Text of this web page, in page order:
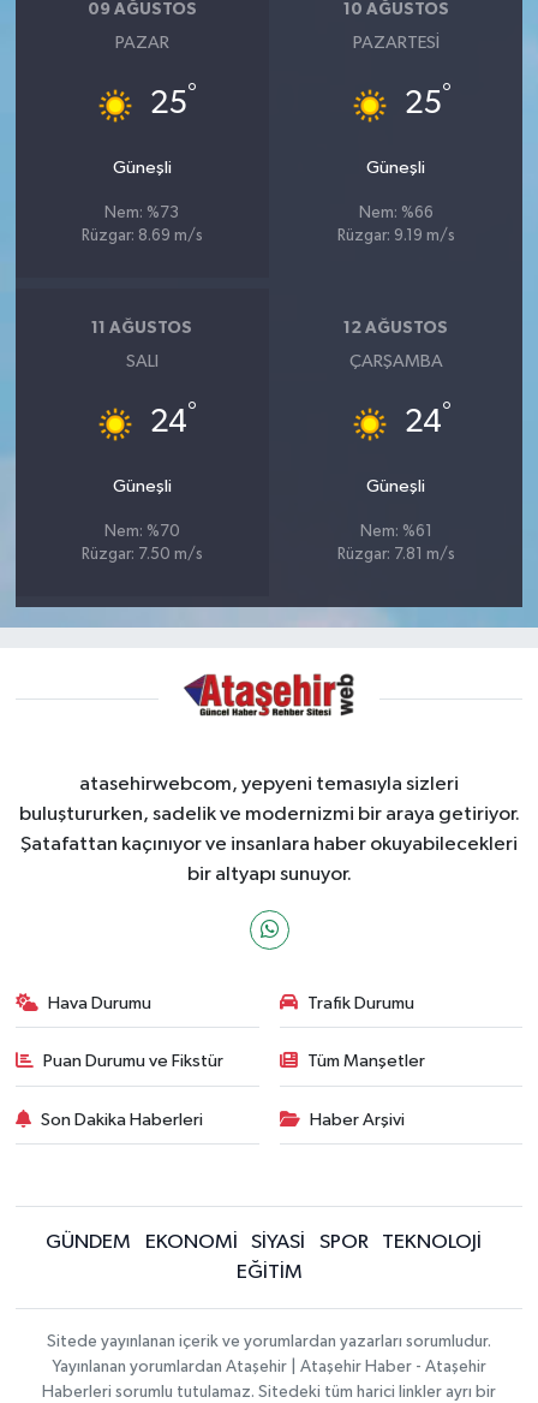
09 AĞUSTOS
PAZAR
25°
Güneşli
Nem: %73
Rüzgar: 8.69 m/s
10 AĞUSTOS
PAZARTESI
25°
Güneşli
Nem: %66
Rüzgar: 9.19 m/s
11 AĞUSTOS
SALI
24°
Güneşli
Nem: %70
Rüzgar: 7.50 m/s
12 AĞUSTOS
ÇARŞAMBA
24°
Güneşli
Nem: %61
Rüzgar: 7.81 m/s
atasehirwebcom, yepyeni temasıyla sizleri
buluştururken, sadelik ve modernizmi bir araya getiriyor.
Şatafattan kaçınıyor ve insanlara haber okuyabilecekleri
bir altyapı sunuyor.
Hava Durumu Trafik Durumu
Puan Durumu ve Fikstür Tüm Manşetler
Son Dakika Haberleri Haber Arşivi
GÜNDEM EKONOMİ SİYASİ SPOR
TEKNOLOJİ
EĞİTİM
Sitede yayınlanan içerik ve yorumlardan yazarları sorumludur.
Yayınlanan yorumlardan Ataşehir | Ataşehir Haber - Ataşehir
Haberleri sorumlu tutulamaz. Sitedeki tüm harici linkler ayrı bir